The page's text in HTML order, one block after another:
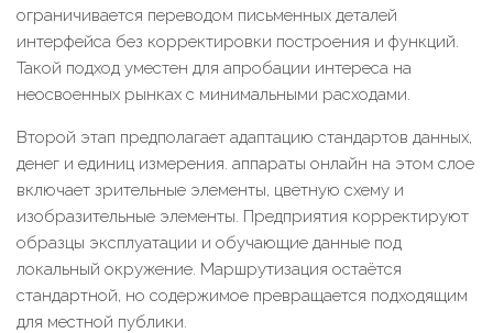
ограничивается переводом письменных деталей
интерфейса без корректировки построения и функций.
Такой подход уместен для апробации интереса на
неосвоенных рынках с минимальными расходами.
Второй этап предполагает адаптацию стандартов данных,
денег и единиц измерения. аппараты онлайн на этом слое
включает зрительные элементы, цветную схему и
изобразительные элементы. Предприятия корректируют
образцы эксплуатации и обучающие данные под
локальный окружение. Маршрутизация остаётся
стандартной, но содержимое превращается подходящим
для местной публики.